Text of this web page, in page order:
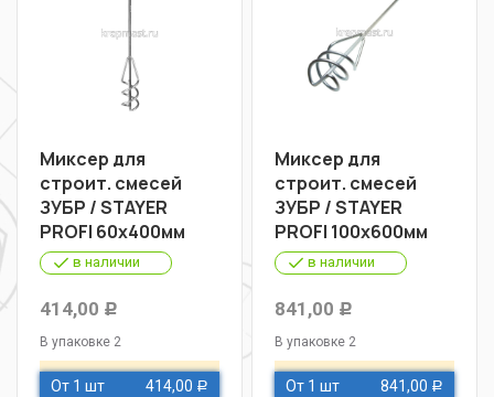
Миксер для
строит. смесей
ЗУБР / STAYER
PROFI 60х400мм
в наличии
414,00 Р
В упаковке 2
От 1 шт 414,00 Р
Миксер для
строит. смесей
ЗУБР / STAYER
PROFI 100х600мм
в наличии
841,00 Р
В упаковке 2
От 1 шт 841,00 Р